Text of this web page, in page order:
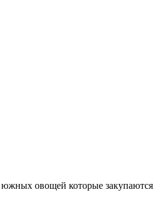
овощей которые закупаются